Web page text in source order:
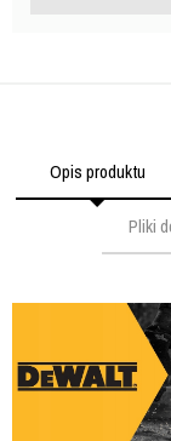
Opis produktu
Pliki